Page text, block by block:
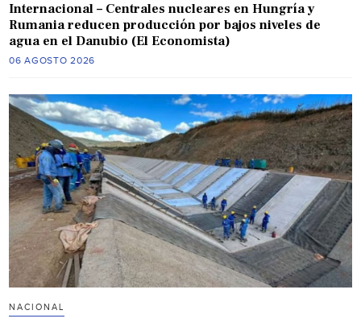
Internacional – Centrales nucleares en Hungría y
Rumania reducen producción por bajos niveles de
agua en el Danubio (El Economista)
06 AGOSTO 2026
NACIONAL